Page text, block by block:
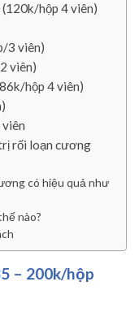
hộp 4 viên)
3 viên)
viên)
hộp 4 viên)
rối loạn cương
có hiệu quả như
nào?
– 200k/hộp